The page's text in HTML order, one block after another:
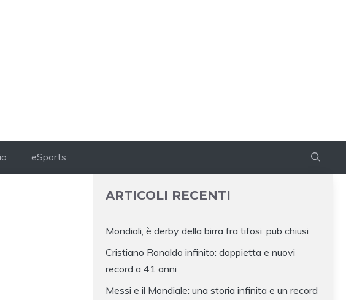
eSports
ARTICOLI RECENTI
Mondiali, è derby della birra fra tifosi: pub chiusi
Cristiano Ronaldo infinito: doppietta e nuovi
record a 41 anni
Messi e il Mondiale: una storia infinita e un record